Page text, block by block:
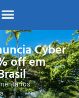
Cyber
off em